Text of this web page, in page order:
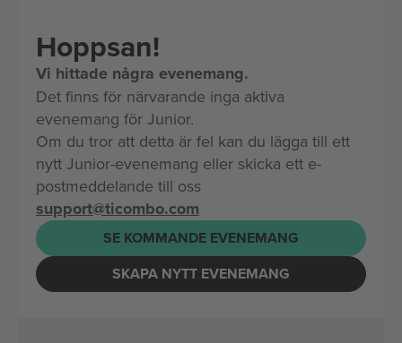
Hoppsan!
Vi hittade några evenemang.
Det finns för närvarande inga aktiva
evenemang för Junior.
Om du tror att detta är fel kan du lägga till ett
nytt Junior-evenemang eller skicka ett e-
postmeddelande till oss
support@ticombo.com
SE KOMMANDE EVENEMANG
SKAPA NYTT EVENEMANG